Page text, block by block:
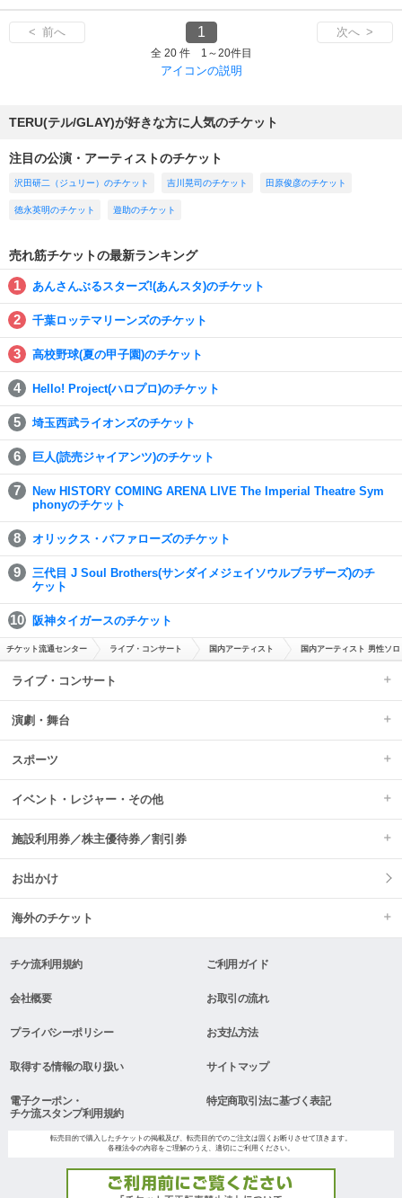
< 前へ 1 次へ >
全 20 件 1～20件目
アイコンの説明
TERU(テル/GLAY)が好きな方に人気のチケット
注目の公演・アーティストのチケット
沢田研二（ジュリー）のチケット 吉川晃司のチケット 田原俊彦のチケット
徳永英明のチケット 遊助のチケット
売れ筋チケットの最新ランキング
あんさんぶるスターズ!(あんスタ)のチケット
千葉ロッテマリーンズのチケット
高校野球(夏の甲子園)のチケット
Hello! Project(ハロプロ)のチケット
埼玉西武ライオンズのチケット
巨人(読売ジャイアンツ)のチケット
New HISTORY COMING ARENA LIVE The Imperial Theatre Sym
phonyのチケット
オリックス・バファローズのチケット
三代目 J Soul Brothers(サンダイメジェイソウルブラザーズ)のチ
ケット
阪神タイガースのチケット
チケット流通センター ライブ・コンサート 国内アーティスト 国内アーティスト 男性ソロ
ライブ・コンサート
演劇・舞台
スポーツ
イベント・レジャー・その他
施設利用券／株主優待券／割引券
お出かけ
海外のチケット
チケ流利用規約 ご利用ガイド
会社概要 お取引の流れ
プライバシーポリシー お支払方法
取得する情報の取り扱い サイトマップ
電子クーポン・
チケ流スタンプ利用規約
特定商取引法に基づく表記
転売目的で購入したチケットの掲載及び、転売目的でのご注文は固くお断りさせて頂きます。
各種法令の内容をご理解のうえ、適切にご利用ください。